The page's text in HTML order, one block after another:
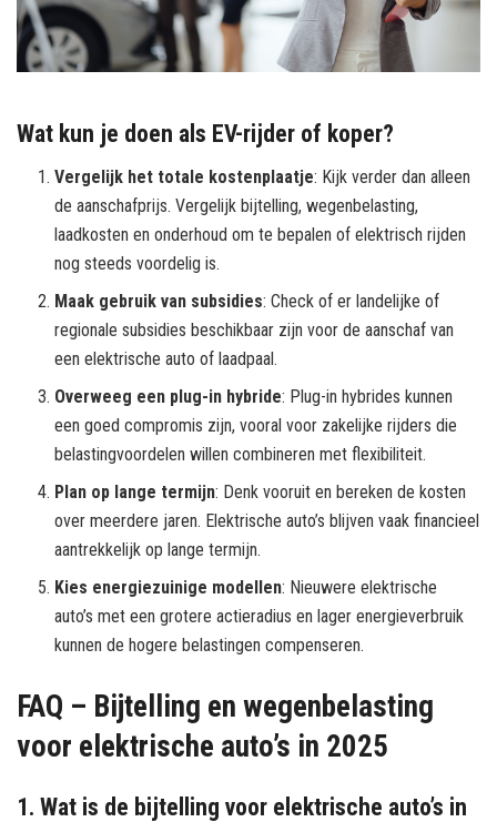
Wat kun je doen als EV-rijder of koper?
Vergelijk het totale kostenplaatje: Kijk verder dan alleen
de aanschafprijs. Vergelijk bijtelling, wegenbelasting,
laadkosten en onderhoud om te bepalen of elektrisch rijden
nog steeds voordelig is.
Maak gebruik van subsidies: Check of er landelijke of
regionale subsidies beschikbaar zijn voor de aanschaf van
een elektrische auto of laadpaal.
Overweeg een plug-in hybride: Plug-in hybrides kunnen
een goed compromis zijn, vooral voor zakelijke rijders die
belastingvoordelen willen combineren met flexibiliteit.
Plan op lange termijn: Denk vooruit en bereken de kosten
over meerdere jaren. Elektrische auto’s blijven vaak financieel
aantrekkelijk op lange termijn.
Kies energiezuinige modellen: Nieuwere elektrische
auto’s met een grotere actieradius en lager energieverbruik
kunnen de hogere belastingen compenseren.
FAQ – Bijtelling en wegenbelasting
voor elektrische auto’s in 2025
1. Wat is de bijtelling voor elektrische auto’s in